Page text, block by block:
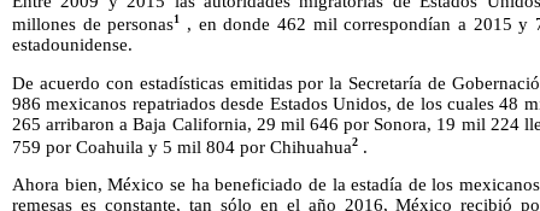
millones de personas1
, en donde 462 mil correspondían a 2015 y
estadounidense.
De acuerdo con estadísticas emitidas por la Secretaría de
986 mexicanos repatriados desde Estados Unidos, de los cuales 48
265 arribaron a Baja California, 29 mil 646 por Sonora, 19 mil 224
759 por Coahuila y 5 mil 804 por Chihuahua2 .
Ahora bien, México se ha beneficiado de la estadía de los
remesas es constante, tan sólo en el año 2016, México recibió